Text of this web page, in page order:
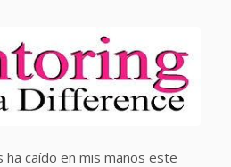
ha caído en mis manos este